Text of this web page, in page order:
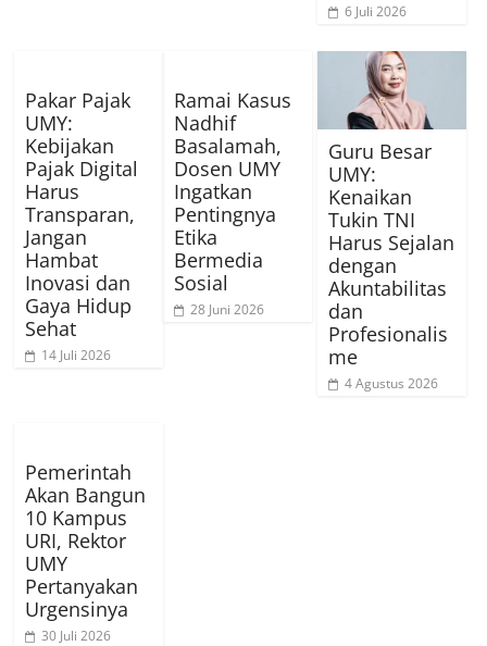
6 Juli 2026
Pakar Pajak
UMY:
Kebijakan
Pajak Digital
Harus
Transparan,
Jangan
Hambat
Inovasi dan
Gaya Hidup
Sehat
14 Juli 2026
Ramai Kasus
Nadhif
Basalamah,
Dosen UMY
Ingatkan
Pentingnya
Etika
Bermedia
Sosial
28 Juni 2026
Guru Besar
UMY:
Kenaikan
Tukin TNI
Harus Sejalan
dengan
Akuntabilitas
dan
Profesionalis
me
4 Agustus 2026
Pemerintah
Akan Bangun
10 Kampus
URI, Rektor
UMY
Pertanyakan
Urgensinya
30 Juli 2026